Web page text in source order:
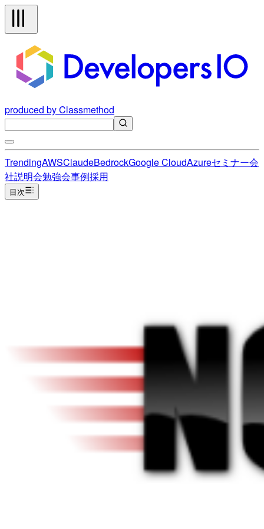
produced by Classmethod
TrendingAWSClaudeBedrockGoogle CloudAzureセミナー会
社説明会勉強会事例採用
目次